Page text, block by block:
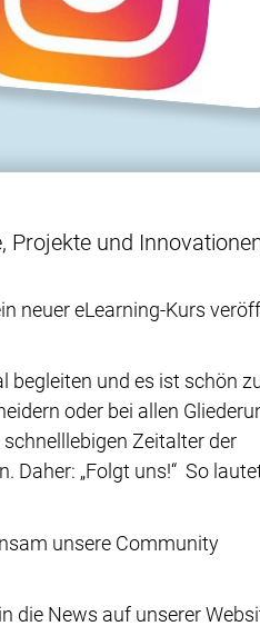
Projekte und
neuer eLearning-Kurs
und es ist schön
oder bei allen
Zeitalter der
Daher: „Folgt uns!“ So
unsere Community
die News auf unserer